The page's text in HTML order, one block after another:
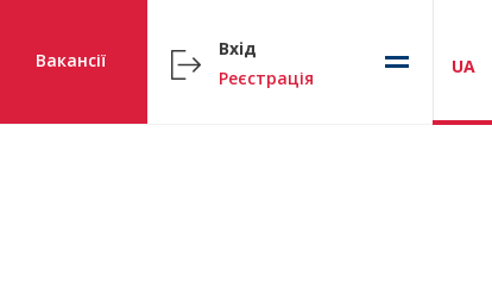
Вакансії
Вхід
Реєстрація
UA